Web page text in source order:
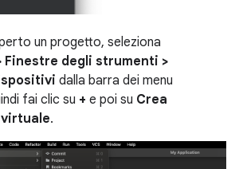
un progetto, seleziona
Finestre degli strumenti >
dalla barra dei menu
fai clic su + e poi su Crea
.